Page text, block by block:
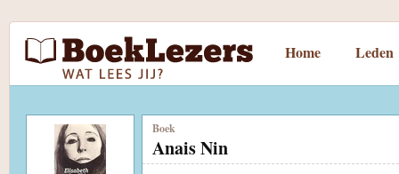
Home Leden
Boek
Anais Nin